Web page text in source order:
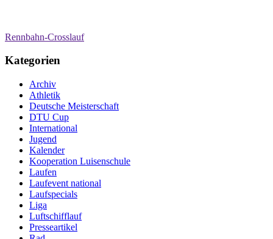
Rennbahn-Crosslauf
Kategorien
Archiv
Athletik
Deutsche Meisterschaft
DTU Cup
International
Jugend
Kalender
Kooperation Luisenschule
Laufen
Laufevent national
Laufspecials
Liga
Luftschifflauf
Presseartikel